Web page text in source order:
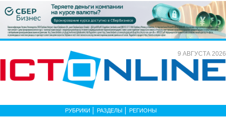
9 АВГУСТА 2026
РУБРИКИ РАЗДЕЛЫ РЕГИОНЫ